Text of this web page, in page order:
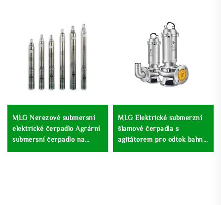
MLG Nerezové submersní
elektrické čerpadlo Agrární
submersní čerpadlo na
MLG Elektrické submerzní
šlamové čerpadla s
agitátorem pro odtok bahna